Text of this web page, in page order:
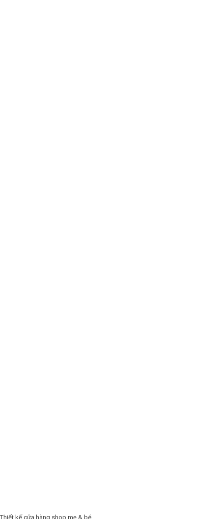
Thiết kế cửa hàng shop mẹ & bé